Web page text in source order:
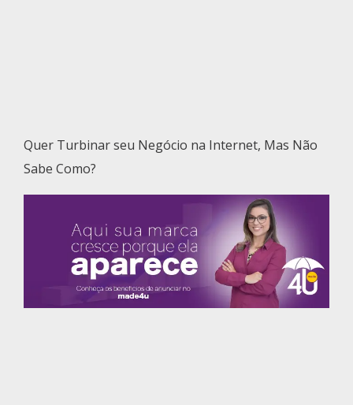
Quer Turbinar seu Negócio na Internet, Mas Não
Sabe Como?